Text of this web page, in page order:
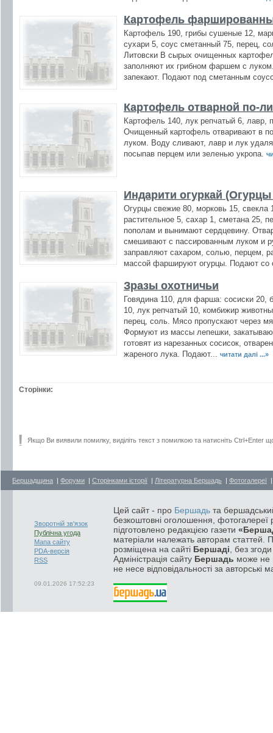
Картофель
Картофель 190, грибы сушеные 12,
сухари 5, соус сметанный 75, перец,
Литовски В сырых очищенных
заполняют их грибном фаршем с
запекают. Подают под сметанным
Картофель отварной по-
Картофель 140, лук репчатый 6, лавр,
Очищенный картофель отваривают в
луком. Воду сливают, лавр и лук
посыпав перцем или зеленью укропа.
Индарити огуркай
Огурцы свежие 80, морковь 15, свекла
растительное 5, сахар 1, сметана 25,
пополам и вынимают сердцевину.
смешивают с пассированным луком и
заправляют сахаром, солью, перцем,
массой фаршируют огурцы. Подают со
Зразы охотничьи
Говядина 110, для фарша: сосиски 20,
10, лук репчатый 10, комбижир
перец, соль. Мясо пропускают через
Формуют из массы лепешки,
готовят из нарезанных сосисок,
жареного лука. Подают...
читати далі ...»
Сторінки:
Якщо Ви виявили помилку, виділіть текст з помилкою та натисніть Ctrl+Enter
Бершадщина | Форуми | Сторінками історії | Літературна Бершадь | Фотогалереї
Зворотній зв'язок
Публічна угода
Мапа сайту
PDA-версія
RSS
09.01.2026 17:52:23
Цей сайт - про Бершадь та
безкоштовні оголошення, фотогалереї
підготовлено редакцією газети
матеріали належать авторам статтей.
розміщена на сайті Бершаді , без
Адміністрація сайту Бершадь може не
не несе відповідальності за авторські